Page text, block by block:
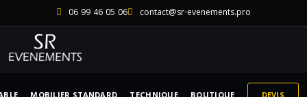
06 99 46 05 06 contact@sr-evenements.pro